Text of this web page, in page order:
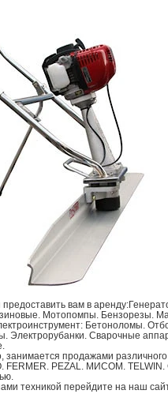
предоставить вам в
Мотопомпы.
Бетоноломы.
Электрорубанки. Сварочные
занимается продажами
FERMER. PEZAL. МИСОМ.
техникой перейдите на наш